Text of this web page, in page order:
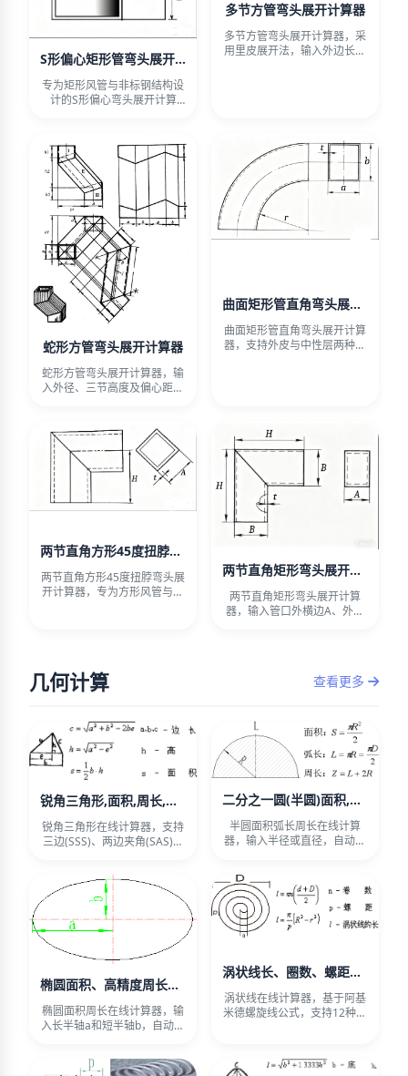
S形偏心矩形管弯头展开计算器
专为矩形风管与非标钢结构设
计的S形偏心弯头展开计算
多节方管弯头展开计算器
多节方管弯头展开计算器，采
用里皮展开法，输入外边长、
蛇形方管弯头展开计算器
蛇形方管弯头展开计算器，输
入外径、三节高度及偏心距，
曲面矩形管直角弯头展开计算器
曲面矩形管直角弯头展开计算
器，支持外皮与中性层两种计
两节直角方形45度扭脖弯头展开计算器
两节直角方形45度扭脖弯头展
开计算器，专为方形风管与方
两节直角矩形弯头展开计算器
两节直角矩形弯头展开计算
器，输入管口外横边A、外纵
几何计算 查看更多
锐角三角形,面积,周长,边长,高计算公式与在线计算器
锐角三角形在线计算器，支持
三边(SSS)、两边夹角(SAS)、
二分之一圆(半圆)面积,弧长,半径,周长计算公式与在线计算器
半圆面积弧长周长在线计算
器，输入半径或直径，自动计
椭圆面积、高精度周长计算公式与在线计算器
椭圆面积周长在线计算器，输
入长半轴a和短半轴b，自动计
涡状线长、圈数、螺距、直径计算公式与在线计算器
涡状线在线计算器，基于阿基
米德螺旋线公式，支持12种已